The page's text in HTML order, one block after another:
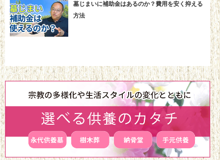
墓じまいに補助金はあるのか？費用を安く抑える
方法